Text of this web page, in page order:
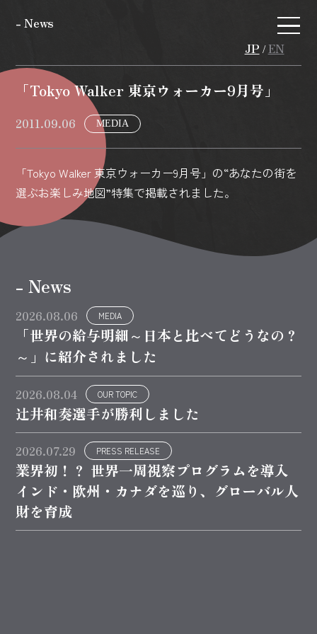
- News
JP / EN
「Tokyo Walker 東京ウォーカー9月号」
2011.09.06 MEDIA
「Tokyo Walker 東京ウォーカー9月号」の“あなたの街を
選ぶお楽しみ地図”特集で掲載されました。
- News
2026.08.06 MEDIA
「世界の給与明細～日本と比べてどうなの？
～」に紹介されました
2026.08.04 OUR TOPIC
辻井和奏選手が勝利しました
2026.07.29 PRESS RELEASE
業界初！？ 世界一周視察プログラムを導入
インド・欧州・カナダを巡り、グローバル人
財を育成